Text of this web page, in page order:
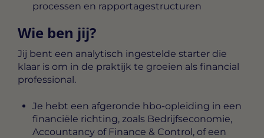
processen en rapportagestructuren
Wie ben jij?
Jij bent een analytisch ingestelde starter die
klaar is om in de praktijk te groeien als financial
professional.
Je hebt een afgeronde hbo-opleiding in een
financiële richting, zoals Bedrijfseconomie,
Accountancy of Finance & Control, of een